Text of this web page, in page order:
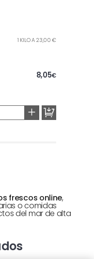
1 KILO A 23,00 €
8,05€
+
frescos online,
o comidas
del mar de alta